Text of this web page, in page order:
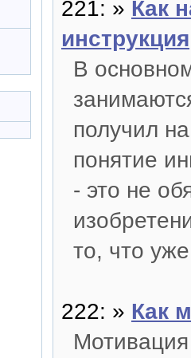
221: » Как
инструкция
В
получил
понятие
- это не
то, что
222: » Как